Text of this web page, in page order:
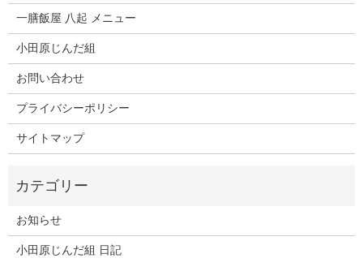
一膳飯屋 八起 メニュー
小田原じんだ組
お問い合わせ
プライバシーポリシー
サイトマップ
お知らせ
小田原じんだ組 日記